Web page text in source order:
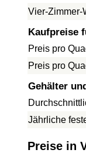
Vier-Zimmer-
Kaufpreise
Preis pro
Preis pro
Gehälter
Jährliche
Preise in